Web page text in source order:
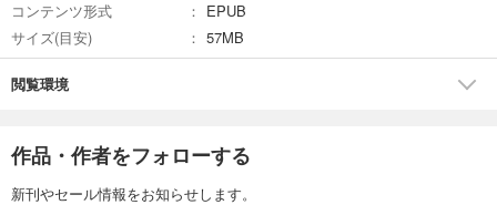
コンテンツ形式
EPUB
サイズ(目安)
57MB
閲覧環境
作品・作者をフォローする
新刊やセール情報をお知らせします。